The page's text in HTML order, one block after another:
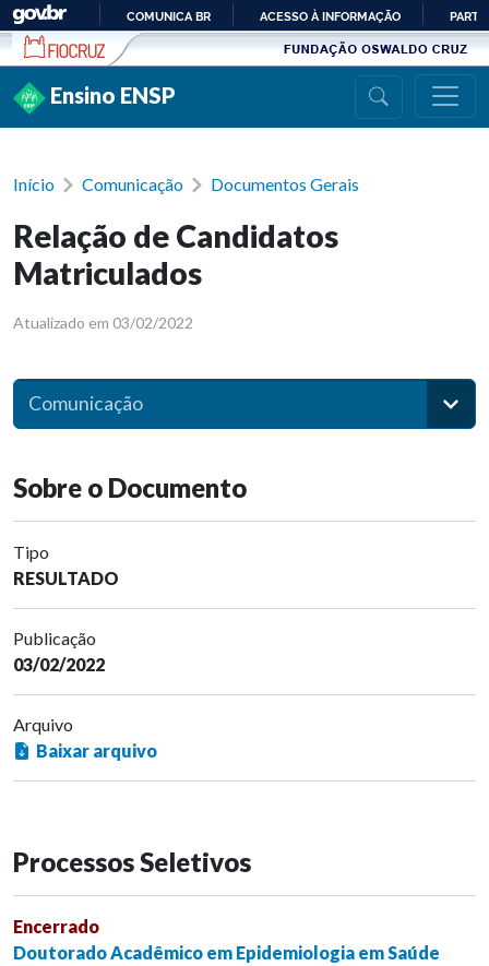
Ir para conteúdo
PARA
COMUNICA BR ACESSO À INFORMAÇÃO
Ensino ENSP
Início Comunicação Documentos Gerais
Relação de Candidatos
Matriculados
Atualizado em 03/02/2022
Comunicação
Sobre o Documento
Tipo
RESULTADO
Publicação
03/02/2022
Arquivo
Baixar arquivo
Processos Seletivos
Encerrado
Doutorado Acadêmico em Epidemiologia em Saúde